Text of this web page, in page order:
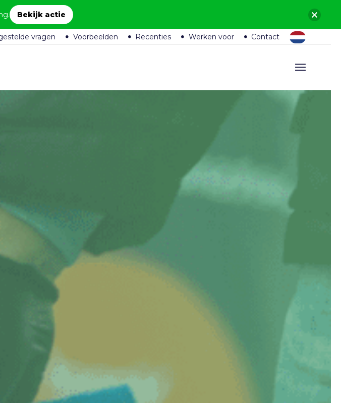
vragen Voorbeelden Recenties Werken voor Contact
Bekijk actie